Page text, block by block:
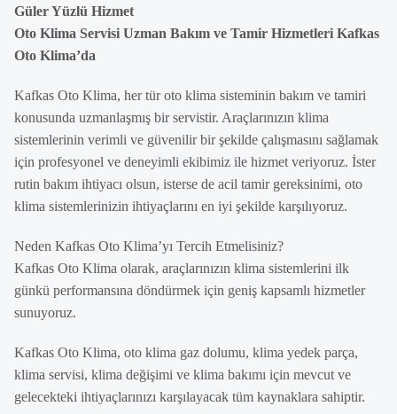
Güler Yüzlü Hizmet
Oto Klima Servisi Uzman Bakım ve Tamir Hizmetleri Kafkas
Oto Klima’da
Kafkas Oto Klima, her tür oto klima sisteminin bakım ve tamiri
konusunda uzmanlaşmış bir servistir. Araçlarınızın klima
sistemlerinin verimli ve güvenilir bir şekilde çalışmasını sağlamak
için profesyonel ve deneyimli ekibimiz ile hizmet veriyoruz. İster
rutin bakım ihtiyacı olsun, isterse de acil tamir gereksinimi, oto
klima sistemlerinizin ihtiyaçlarını en iyi şekilde karşılıyoruz.
Neden Kafkas Oto Klima’yı Tercih Etmelisiniz?
Kafkas Oto Klima olarak, araçlarınızın klima sistemlerini ilk
günkü performansına döndürmek için geniş kapsamlı hizmetler
sunuyoruz.
Kafkas Oto Klima, oto klima gaz dolumu, klima yedek parça,
klima servisi, klima değişimi ve klima bakımı için mevcut ve
gelecekteki ihtiyaçlarınızı karşılayacak tüm kaynaklara sahiptir.